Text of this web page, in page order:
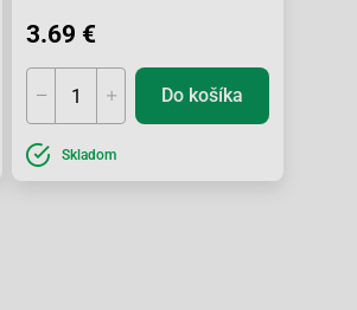
3.69 €
Do košíka
Skladom